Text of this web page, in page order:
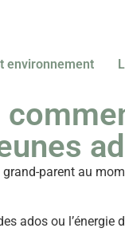
environnement
parent au
ados ou